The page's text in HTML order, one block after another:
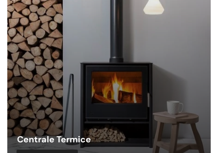
Centrale Termice